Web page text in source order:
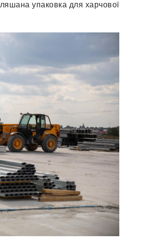
упаковка для харчової